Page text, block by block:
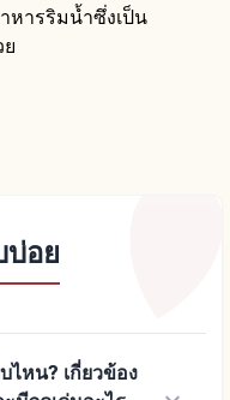
าหารริมน้ำซึ่งเป็น
อย
ไหน? เกี่ยวข้อง